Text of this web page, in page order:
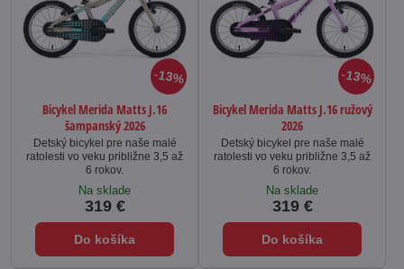
13%
Bicykel Merida Matts J.16
šampanský 2026
Detský bicykel pre naše malé
ratolesti vo veku približne 3,5 až
6 rokov.
Na sklade
319 €
Do košíka
13%
Bicykel Merida Matts J.16 ružový
2026
Detský bicykel pre naše malé
ratolesti vo veku približne 3,5 až
6 rokov.
Na sklade
319 €
Do košíka